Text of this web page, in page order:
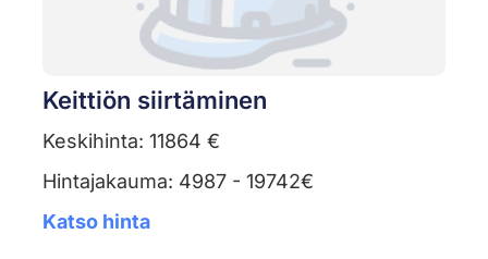
Keittiön siirtäminen
Keskihinta: 11864 €
Hintajakauma: 4987 - 19742€
Katso hinta